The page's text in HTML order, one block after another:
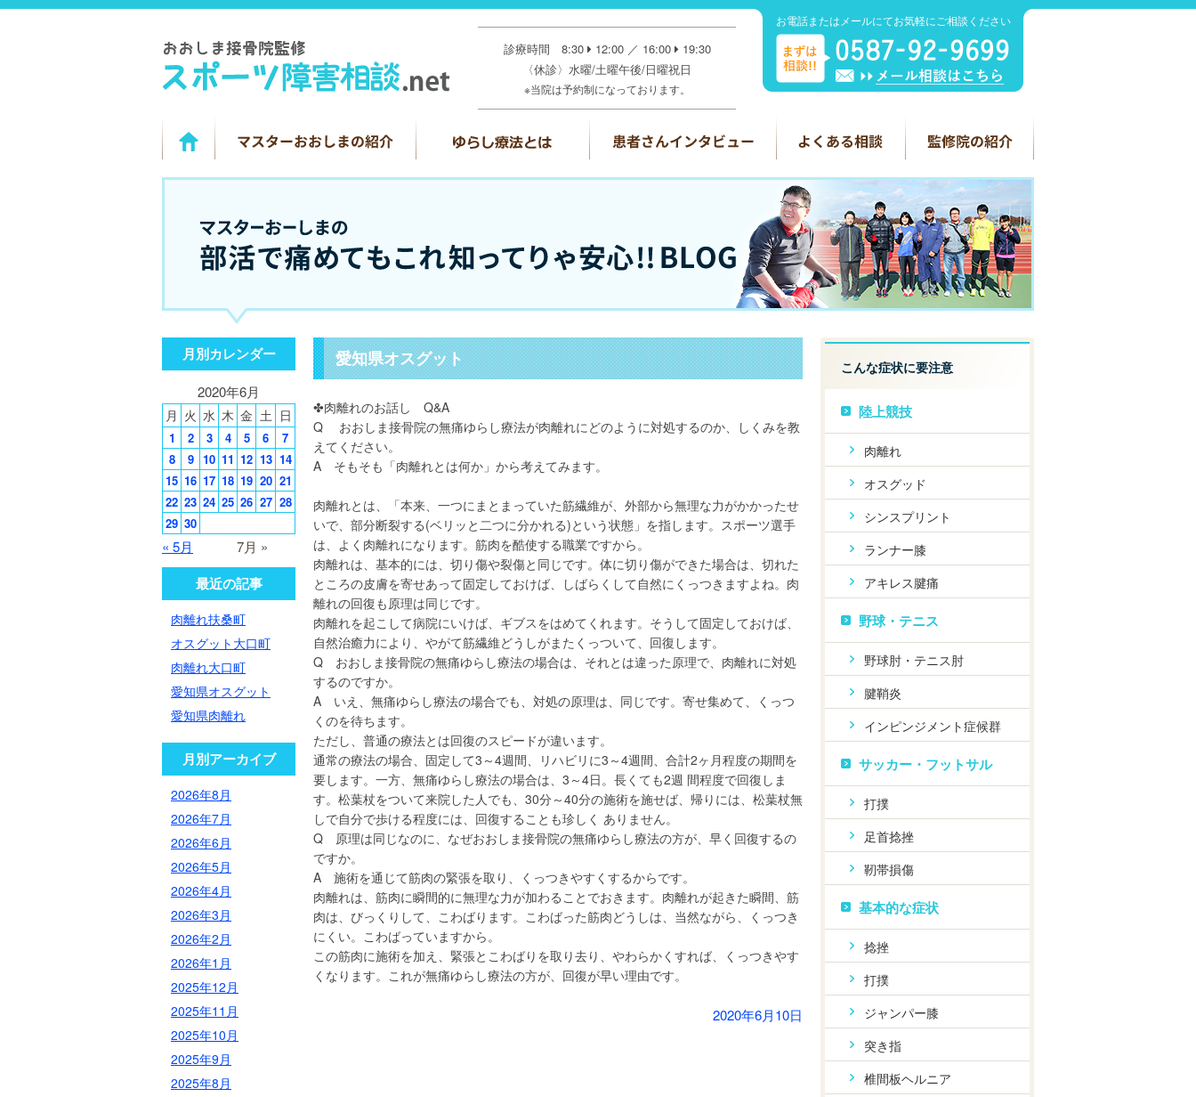
診療時間 8:30 12:00 ／ 16:00
19:30
〈休診〉水曜/土曜午後/日曜祝日
※当院は予約制になっております。
お電話またはメールにてお気軽にご相談ください
愛知県オスグット
✤肉離れのお話し Q&A
Q おおしま接骨院の無痛ゆらし療法が肉離れにどのように対処するのか、しくみを教
えてください。
A そもそも「肉離れとは何か」から考えてみます。
肉離れとは、「本来、一つにまとまっていた筋繊維が、外部から無理な力がかかったせ
いで、部分断裂する(ベリッと二つに分かれる)という状態」を指します。スポーツ選手
は、よく肉離れになります。筋肉を酷使する職業ですから。
肉離れは、基本的には、切り傷や裂傷と同じです。体に切り傷ができた場合は、切れた
ところの皮膚を寄せあって固定しておけば、しばらくして自然にくっつきますよね。肉
離れの回復も原理は同じです。
肉離れを起こして病院にいけば、ギブスをはめてくれます。そうして固定しておけば、
自然治癒力により、やがて筋繊維どうしがまたくっついて、回復します。
Q おおしま接骨院の無痛ゆらし療法の場合は、それとは違った原理で、肉離れに対処
するのですか。
A いえ、無痛ゆらし療法の場合でも、対処の原理は、同じです。寄せ集めて、くっつ
くのを待ちます。
ただし、普通の療法とは回復のスピードが違います。
通常の療法の場合、固定して3～4週間、リハビリに3～4週間、合計2ヶ月程度の期間を
要します。一方、無痛ゆらし療法の場合は、3～4日。長くても2週 間程度で回復しま
す。松葉杖をついて来院した人でも、30分～40分の施術を施せば、帰りには、松葉杖無
しで自分で歩ける程度には、回復することも珍しく ありません。
Q 原理は同じなのに、なぜおおしま接骨院の無痛ゆらし療法の方が、早く回復するの
ですか。
A 施術を通じて筋肉の緊張を取り、くっつきやすくするからです。
肉離れは、筋肉に瞬間的に無理な力が加わることでおきます。肉離れが起きた瞬間、筋
肉は、びっくりして、こわばります。こわばった筋肉どうしは、当然ながら、くっつき
にくい。こわばっていますから。
この筋肉に施術を加え、緊張とこわばりを取り去り、やわらかくすれば、くっつきやす
くなります。これが無痛ゆらし療法の方が、回復が早い理由です。
2020年6月10日
月別カレンダー
2020年6月
月 火 水 木 金 土 日
« 5月 7月 »
1 2 3 4 5 6
7
8
9 10 11 12 13 14
15 16 17 18 19 20 21
22 23 24 25 26 27 28
29 30
最近の記事
肉離れ扶桑町
オスグット大口町
肉離れ大口町
愛知県オスグット
愛知県肉離れ
月別アーカイブ
2026年8月
2026年7月
2026年6月
2026年5月
2026年4月
2026年3月
2026年2月
2026年1月
2025年12月
2025年11月
2025年10月
2025年9月
2025年8月
こんな症状に要注意
陸上競技
肉離れ
オスグッド
シンスプリント
ランナー膝
アキレス腱痛
野球・テニス
野球肘・テニス肘
腱鞘炎
インピンジメント症候群
サッカー・フットサル
打撲
足首捻挫
靭帯損傷
基本的な症状
捻挫
打撲
ジャンパー膝
突き指
椎間板ヘルニア